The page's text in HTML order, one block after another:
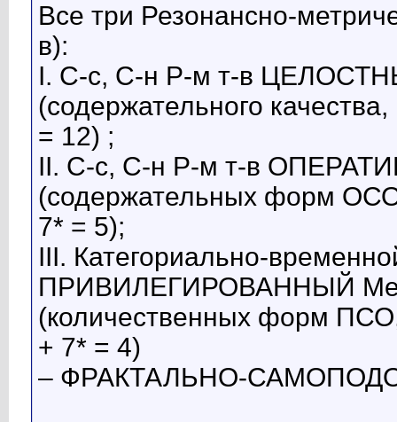
Все три Резонансно-
в):
I. С-с, С-н Р-м т-в
(содержательного
= 12) ;
II. С-с, С-н Р-м т-в
(содержательных форм
7* = 5);
III. Категориально-
ПРИВИЛЕГИРОВАННЫЙ
(количественных форм
+ 7* = 4)
– ФРАКТАЛЬНО-